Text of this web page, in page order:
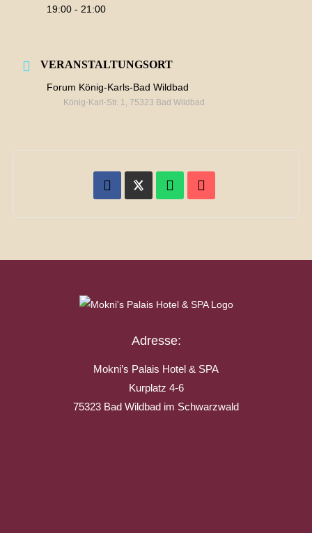
19:00 - 21:00
VERANSTALTUNGSORT
Forum König-Karls-Bad Wildbad
König-Karl-Str. 1, 75323 Bad Wildbad
Adresse:
Mokni’s Palais Hotel & SPA
Kurplatz 4-6
75323 Bad Wildbad im Schwarzwald